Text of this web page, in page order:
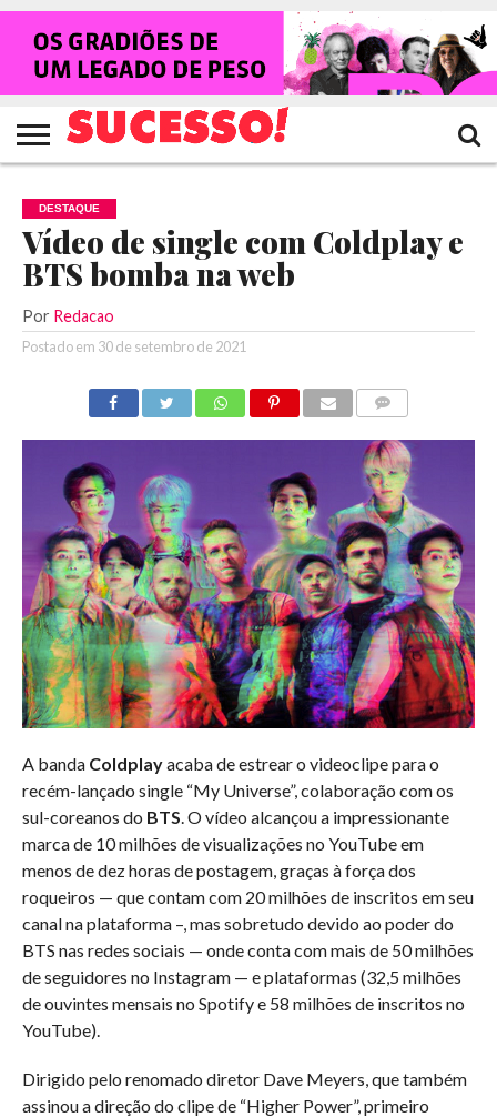
HOME
NOTÍCIAS
SHOWS
ENTREVISTAS
CLIQUES
RANKING
CROWLEY
TV
SUCESSO!
REVISTA
SUCESSO!
DESTAQUE
Vídeo de single com Coldplay e
BTS bomba na web
Por Redacao
Postado em 30 de setembro de 2021
A bandaColdplayacaba de estrear o videoclipe para o
recém-lançado single “My Universe”, colaboração com os
sul-coreanos do BTS. O vídeo alcançou a impressionante
marca de 10 milhões de visualizações no YouTube em
menos de dez horas de postagem, graças à força dos
roqueiros — que contam com 20 milhões de inscritos em seu
canal na plataforma –, mas sobretudo devido ao poder do
BTS nas redes sociais — onde conta com mais de 50 milhões
de seguidores no Instagram — e plataformas (32,5 milhões
de ouvintes mensais no Spotify e 58 milhões de inscritos no
YouTube).
Dirigido pelo renomado diretor Dave Meyers, que também
assinou a direção do clipe de “Higher Power”, primeiro